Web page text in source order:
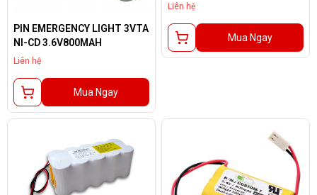
PIN EMERGENCY LIGHT 3VTA
NI-CD 3.6V800MAH
Liên hệ
Mua Ngay
Liên hệ
Mua Ngay